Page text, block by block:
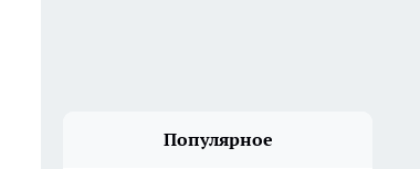
Популярное